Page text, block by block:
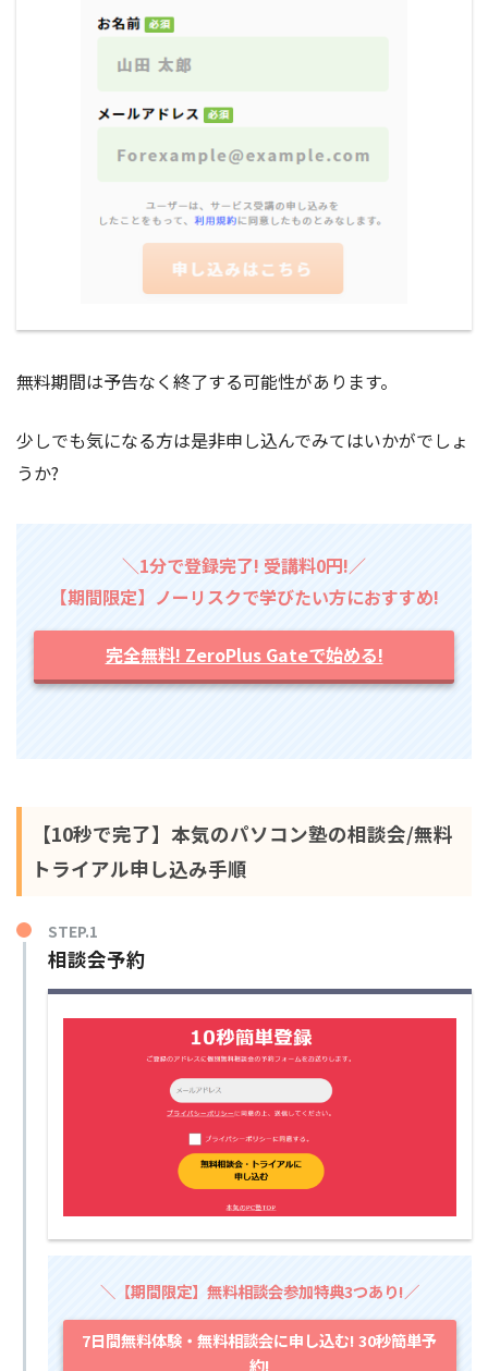
無料期間は予告なく終了する可能性があります。
少しでも気になる方は是非申し込んでみてはいかがでしょ
うか?
＼1分で登録完了! 受講料0円!／
【期間限定】ノーリスクで学びたい方におすすめ!
完全無料! ZeroPlus Gateで始める!
【10秒で完了】本気のパソコン塾の相談会/無料
トライアル申し込み手順
STEP.1
相談会予約
＼【期間限定】無料相談会参加特典3つあり!／
7日間無料体験・無料相談会に申し込む! 30秒簡単予
約!